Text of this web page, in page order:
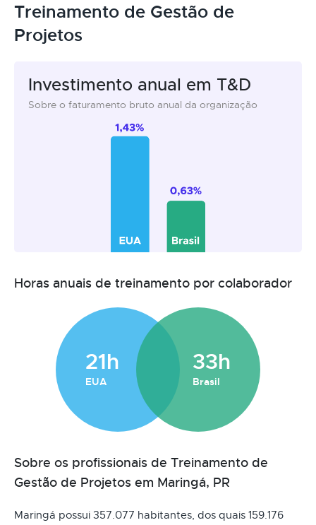
Treinamento de Gestão de
Projetos
Investimento anual em T&D
Sobre o faturamento bruto anual da organização
Horas anuais de treinamento por colaborador
21h
EUA
33h
Brasil
Sobre os profissionais de Treinamento de
Gestão de Projetos em Maringá, PR
Maringá possui 357.077 habitantes, dos quais 159.176